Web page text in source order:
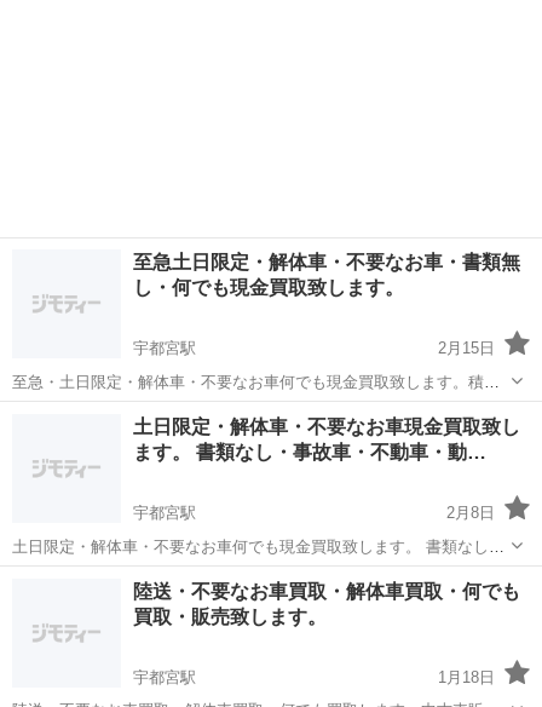
至急土日限定・解体車・不要なお車・書類無
し・何でも現金買取致します。
宇都宮駅
2月15日
至急・土日限定・解体車・不要なお車何でも現金買取致します。積載
にて伺います。 書類なし・事故車・不動車・動かないなど何でも現金
も買取致します。 ...
宇都宮市 宇都宮駅 その他 買取
土日限定・解体車・不要なお車現金買取致し
ます。 書類なし・事故車・不動車・動…
宇都宮駅
2月8日
土日限定・解体車・不要なお車何でも現金買取致します。 書類なし・
事故車・不動車・動かないなど何でも現金買取致します。 センチュリ
ー 3万円〜 セルシオ10系20系 3万円〜 セルシオ30系 6万円〜 ク
宇都宮市 宇都宮駅 その他 買取
陸送・不要なお車買取・解体車買取・何でも
買取・販売致します。
宇都宮駅
1月18日